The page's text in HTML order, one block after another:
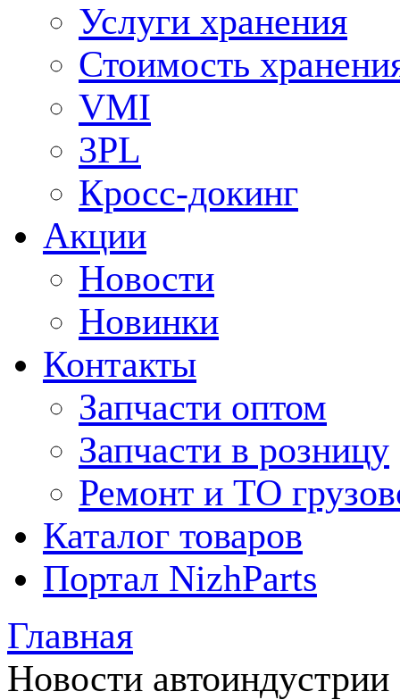
Услуги хранения
Стоимость
VMI
3PL
Кросс-докинг
Акции
Новости
Новинки
Контакты
Запчасти оптом
Запчасти в розницу
Ремонт и ТО
Каталог товаров
Портал NizhParts
Главная
Новости автоиндустрии